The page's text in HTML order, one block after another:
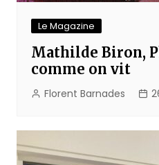
Le Magazine
Mathilde Biron,
comme on vit
Florent Barnades